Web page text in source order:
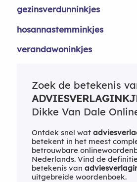
gezinsverdunninkjes
hosannastemminkjes
verandawoninkjes
Zoek de betekenis
Dikke Van Dale
Ontdek snel wat
betekent in het meest
betrouwbare
Nederlands. Vind de
betekenis van
uitgebreide woordenboek.